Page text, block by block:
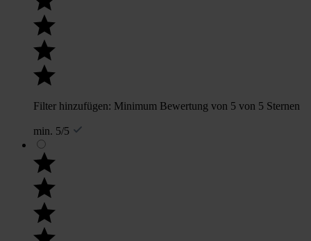
Filter hinzufügen: Minimum Bewertung von 5 von 5 Sternen
min. 5/5